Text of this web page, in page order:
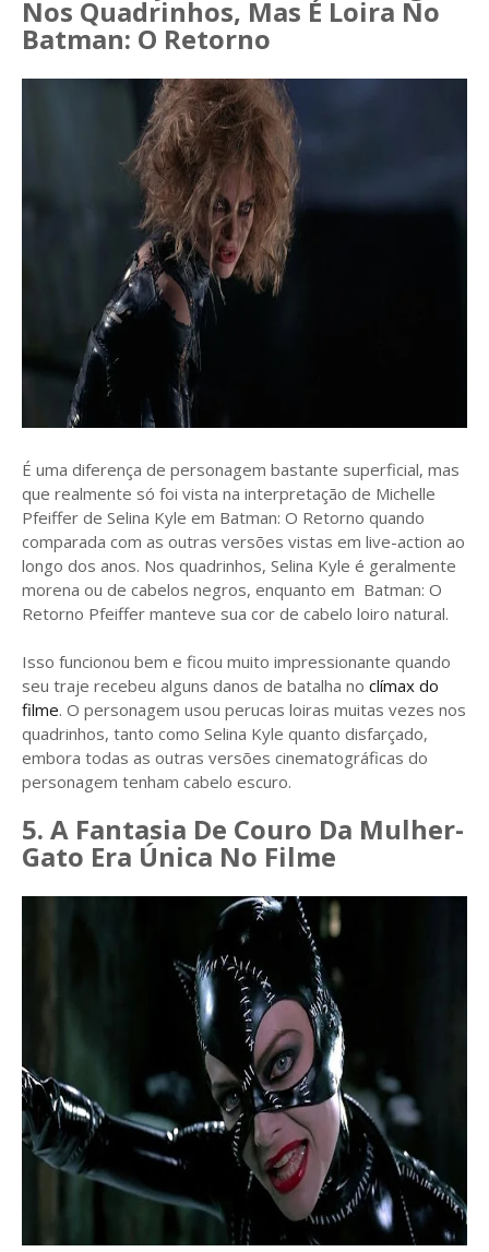
Nos Quadrinhos, Mas É Loira No
Batman: O Retorno
É uma diferença de personagem bastante superficial, mas
que realmente só foi vista na interpretação de Michelle
Pfeiffer de Selina Kyle em Batman: O Retorno quando
comparada com as outras versões vistas em live-action ao
longo dos anos. Nos quadrinhos, Selina Kyle é geralmente
morena ou de cabelos negros, enquanto em Batman: O
Retorno Pfeiffer manteve sua cor de cabelo loiro natural.
Isso funcionou bem e ficou muito impressionante quando
seu traje recebeu alguns danos de batalha no clímax do
filme. O personagem usou perucas loiras muitas vezes nos
quadrinhos, tanto como Selina Kyle quanto disfarçado,
embora todas as outras versões cinematográficas do
personagem tenham cabelo escuro.
5. A Fantasia De Couro Da Mulher-
Gato Era Única No Filme